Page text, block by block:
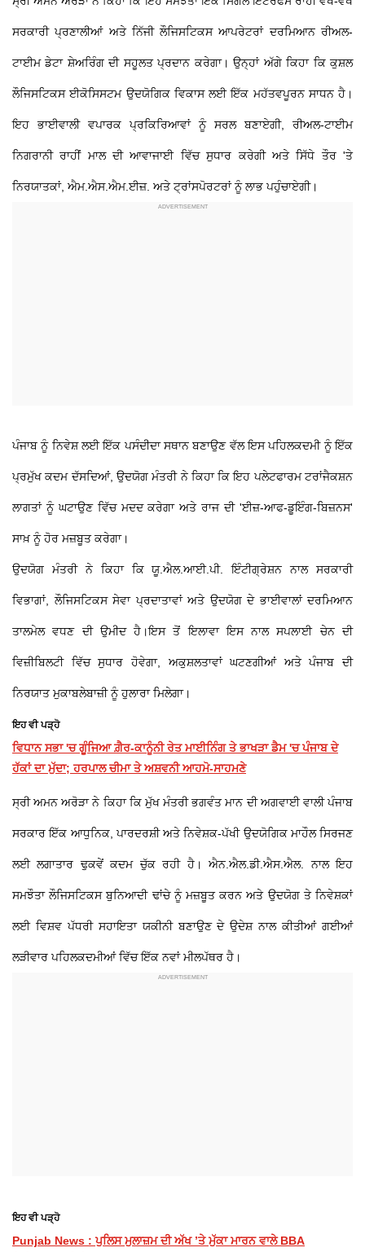
ਸਰਕਾਰੀ ਪ੍ਰਣਾਲੀਆਂ ਅਤੇ ਨਿੱਜੀ ਲੌਜਿਸਟਿਕਸ ਆਪਰੇਟਰਾਂ ਦਰਮਿਆਨ ਰੀਅਲ-
ਟਾਈਮ ਡੇਟਾ ਸ਼ੇਅਰਿੰਗ ਦੀ ਸਹੂਲਤ ਪ੍ਰਦਾਨ ਕਰੇਗਾ। ਉਨ੍ਹਾਂ ਅੱਗੇ ਕਿਹਾ ਕਿ ਕੁਸ਼ਲ
ਲੌਜਿਸਟਿਕਸ ਈਕੋਸਿਸਟਮ ਉਦਯੋਗਿਕ ਵਿਕਾਸ ਲਈ ਇੱਕ ਮਹੱਤਵਪੂਰਨ ਸਾਧਨ ਹੈ।
ਇਹ ਭਾਈਵਾਲੀ ਵਪਾਰਕ ਪ੍ਰਕਿਰਿਆਵਾਂ ਨੂੰ ਸਰਲ ਬਣਾਏਗੀ, ਰੀਅਲ-ਟਾਈਮ
ਨਿਗਰਾਨੀ ਰਾਹੀਂ ਮਾਲ ਦੀ ਆਵਾਜਾਈ ਵਿੱਚ ਸੁਧਾਰ ਕਰੇਗੀ ਅਤੇ ਸਿੱਧੇ ਤੌਰ 'ਤੇ
ਨਿਰਯਾਤਕਾਂ, ਐਮ.ਐਸ.ਐਮ.ਈਜ਼. ਅਤੇ ਟ੍ਰਾਂਸਪੋਰਟਰਾਂ ਨੂੰ ਲਾਭ ਪਹੁੰਚਾਏਗੀ।
ਪੰਜਾਬ ਨੂੰ ਨਿਵੇਸ਼ ਲਈ ਇੱਕ ਪਸੰਦੀਦਾ ਸਥਾਨ ਬਣਾਉਣ ਵੱਲ ਇਸ ਪਹਿਲਕਦਮੀ ਨੂੰ ਇੱਕ
ਪ੍ਰਮੁੱਖ ਕਦਮ ਦੱਸਦਿਆਂ, ਉਦਯੋਗ ਮੰਤਰੀ ਨੇ ਕਿਹਾ ਕਿ ਇਹ ਪਲੇਟਫਾਰਮ ਟਰਾਂਜੈਕਸ਼ਨ
ਲਾਗਤਾਂ ਨੂੰ ਘਟਾਉਣ ਵਿੱਚ ਮਦਦ ਕਰੇਗਾ ਅਤੇ ਰਾਜ ਦੀ 'ਈਜ਼-ਆਫ-ਡੂਇੰਗ-ਬਿਜ਼ਨਸ'
ਸਾਖ਼ ਨੂੰ ਹੋਰ ਮਜ਼ਬੂਤ ਕਰੇਗਾ।
ਉਦਯੋਗ ਮੰਤਰੀ ਨੇ ਕਿਹਾ ਕਿ ਯੂ.ਐਲ.ਆਈ.ਪੀ. ਇੰਟੀਗ੍ਰੇਸ਼ਨ ਨਾਲ ਸਰਕਾਰੀ
ਵਿਭਾਗਾਂ, ਲੌਜਿਸਟਿਕਸ ਸੇਵਾ ਪ੍ਰਦਾਤਾਵਾਂ ਅਤੇ ਉਦਯੋਗ ਦੇ ਭਾਈਵਾਲਾਂ ਦਰਮਿਆਨ
ਤਾਲਮੇਲ ਵਧਣ ਦੀ ਉਮੀਦ ਹੈ।ਇਸ ਤੋਂ ਇਲਾਵਾ ਇਸ ਨਾਲ ਸਪਲਾਈ ਚੇਨ ਦੀ
ਵਿਜ਼ੀਬਿਲਟੀ ਵਿੱਚ ਸੁਧਾਰ ਹੋਵੇਗਾ, ਅਕੁਸ਼ਲਤਾਵਾਂ ਘਟਣਗੀਆਂ ਅਤੇ ਪੰਜਾਬ ਦੀ
ਨਿਰਯਾਤ ਮੁਕਾਬਲੇਬਾਜ਼ੀ ਨੂੰ ਹੁਲਾਰਾ ਮਿਲੇਗਾ।
ਇਹ ਵੀ ਪੜ੍ਹੋ
ਵਿਧਾਨ ਸਭਾ 'ਚ ਗੂੰਜਿਆ ਗ਼ੈਰ-ਕਾਨੂੰਨੀ ਰੇਤ ਮਾਈਨਿੰਗ ਤੇ ਭਾਖੜਾ ਡੈਮ 'ਚ ਪੰਜਾਬ ਦੇ
ਹੱਕਾਂ ਦਾ ਮੁੱਦਾ; ਹਰਪਾਲ ਚੀਮਾ ਤੇ ਅਸ਼ਵਨੀ ਆਹਮੋ-ਸਾਹਮਣੇ
ਸ੍ਰੀ ਅਮਨ ਅਰੋੜਾ ਨੇ ਕਿਹਾ ਕਿ ਮੁੱਖ ਮੰਤਰੀ ਭਗਵੰਤ ਮਾਨ ਦੀ ਅਗਵਾਈ ਵਾਲੀ ਪੰਜਾਬ
ਸਰਕਾਰ ਇੱਕ ਆਧੁਨਿਕ, ਪਾਰਦਰਸ਼ੀ ਅਤੇ ਨਿਵੇਸ਼ਕ-ਪੱਖੀ ਉਦਯੋਗਿਕ ਮਾਹੌਲ ਸਿਰਜਣ
ਲਈ ਲਗਾਤਾਰ ਢੁਕਵੇਂ ਕਦਮ ਚੁੱਕ ਰਹੀ ਹੈ। ਐਨ.ਐਲ.ਡੀ.ਐਸ.ਐਲ. ਨਾਲ ਇਹ
ਸਮਝੌਤਾ ਲੌਜਿਸਟਿਕਸ ਬੁਨਿਆਦੀ ਢਾਂਚੇ ਨੂੰ ਮਜ਼ਬੂਤ ਕਰਨ ਅਤੇ ਉਦਯੋਗ ਤੇ ਨਿਵੇਸ਼ਕਾਂ
ਲਈ ਵਿਸ਼ਵ ਪੱਧਰੀ ਸਹਾਇਤਾ ਯਕੀਨੀ ਬਣਾਉਣ ਦੇ ਉਦੇਸ਼ ਨਾਲ ਕੀਤੀਆਂ ਗਈਆਂ
ਲੜੀਵਾਰ ਪਹਿਲਕਦਮੀਆਂ ਵਿੱਚ ਇੱਕ ਨਵਾਂ ਮੀਲਪੱਥਰ ਹੈ।
ਇਹ ਵੀ ਪੜ੍ਹੋ
Punjab News : ਪੁਲਿਸ ਮੁਲਾਜ਼ਮ ਦੀ ਅੱਖ ’ਤੇ ਮੁੱਕਾ ਮਾਰਨ ਵਾਲੇ BBA